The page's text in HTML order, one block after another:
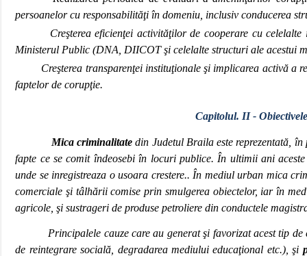
persoanelor cu responsabilităţi în domeniu, inclusiv conducerea
Creşterea eficienţei activităţilor de cooperare cu celelalte
Ministerul Public (DNA, DIICOT şi celelalte structuri ale acestui
Creşterea transparenţei instituţionale şi implicarea activă a
faptelor de corupţie.
Capitolul. II -
Mica criminalitate din Judetul Braila este reprezentată,
fapte ce se comit îndeosebi în locuri publice. În ultimii ani
unde se inregistreaza o usoara crestere.. În mediul urban mica
comerciale şi tâlhării comise prin smulgerea obiectelor, iar în
agricole, şi sustrageri de produse petroliere din conductele
Principalele cauze care au generat şi favorizat acest tip
de reintegrare socială, degradarea mediului educaţional etc.), şi